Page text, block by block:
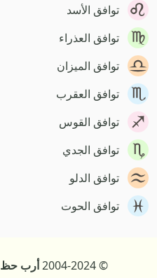
توافق الأسد
توافق العذراء
توافق الميزان
توافق العقرب
توافق القوس
توافق الجدي
توافق الدلو
توافق الحوت
© 2004-2024 أرب حظ